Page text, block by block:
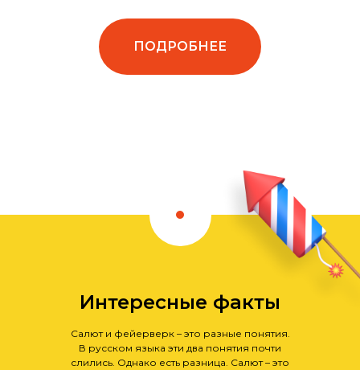
ПОДРОБНЕЕ
Cалют и фейерверк – это разные понятия.
В русском языка эти два понятия почти
слились. Однако есть разница. Салют – это
Интересные факты